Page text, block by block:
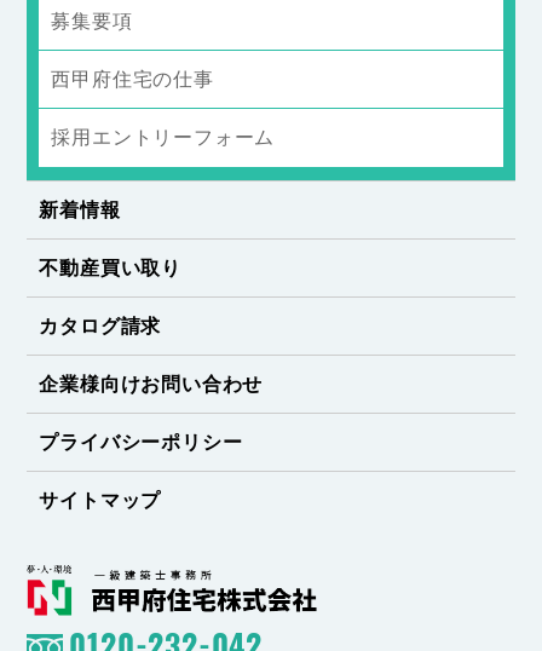
募集要項
西甲府住宅の仕事
採用エントリーフォーム
新着情報
不動産買い取り
カタログ請求
企業様向けお問い合わせ
プライバシーポリシー
サイトマップ